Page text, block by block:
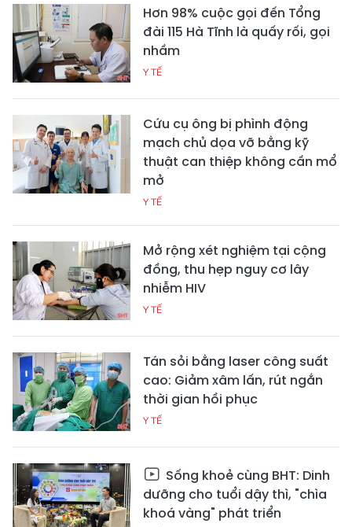
Hơn 98% cuộc gọi đến Tổng
đài 115 Hà Tĩnh là quấy rối, gọi
nhầm
Y TẾ
Cứu cụ ông bị phình động
mạch chủ dọa vỡ bằng kỹ
thuật can thiệp không cần mổ
mở
Y TẾ
Mở rộng xét nghiệm tại cộng
đồng, thu hẹp nguy cơ lây
nhiễm HIV
Y TẾ
Tán sỏi bằng laser công suất
cao: Giảm xâm lấn, rút ngắn
thời gian hồi phục
Y TẾ
Sống khoẻ cùng BHT: Dinh
dưỡng cho tuổi dậy thì, "chìa
khoá vàng" phát triển